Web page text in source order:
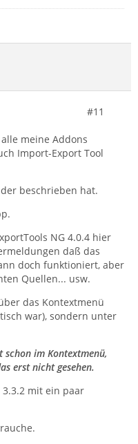
#11
meine Addons
Import-Export Tool
beschrieben hat.
NG 4.0.4 hier
daß das
doch funktioniert, aber
Quellen... usw.
das Kontextmenü
war), sondern unter
im Kontextmenü,
erst nicht gesehen.
mit ein paar